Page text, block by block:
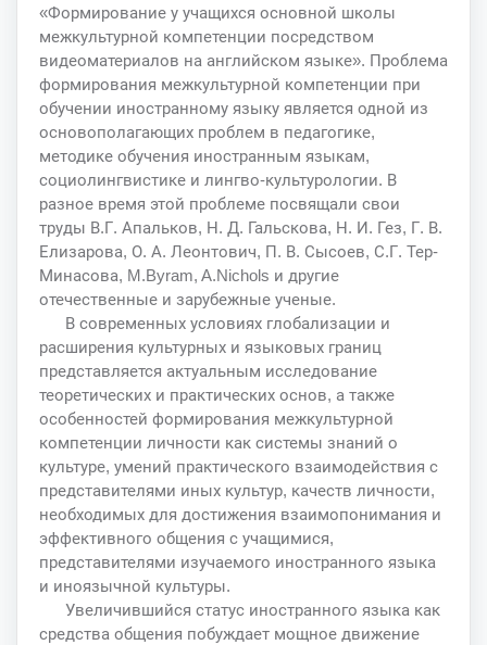
«Формирование у учащихся основной школы
межкультурной компетенции посредством
видеоматериалов на английском языке». Проблема
формирования межкультурной компетенции при
обучении иностранному языку является одной из
основополагающих проблем в педагогике,
методике обучения иностранным языкам,
социолингвистике и лингво-культурологии. В
разное время этой проблеме посвящали свои
труды В.Г. Апальков, Н. Д. Гальскова, Н. И. Гез, Г. В.
Елизарова, О. А. Леонтович, П. В. Сысоев, С.Г. Тер-
Минасова, M.Byram, A.Nichols и другие
отечественные и зарубежные ученые.
В современных условиях глобализации и
расширения культурных и языковых границ
представляется актуальным исследование
теоретических и практических основ, а также
особенностей формирования межкультурной
компетенции личности как системы знаний о
культуре, умений практического взаимодействия с
представителями иных культур, качеств личности,
необходимых для достижения взаимопонимания и
эффективного общения с учащимися,
представителями изучаемого иностранного языка
и иноязычной культуры.
Увеличившийся статус иностранного языка как
средства общения побуждает мощное движение